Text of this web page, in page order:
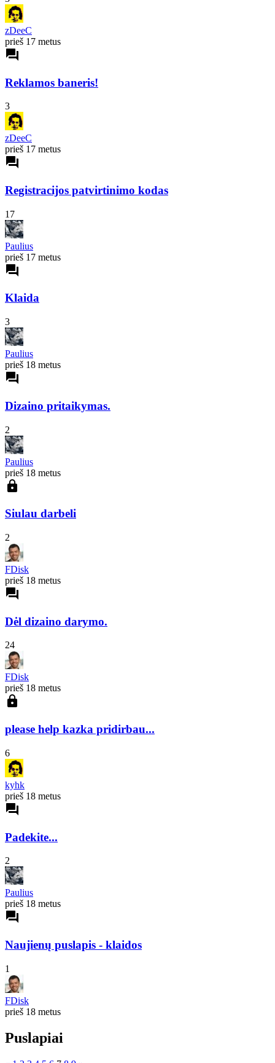
zDeeC
prieš 17 metus
forum
Reklamos baneris!
3
zDeeC
prieš 17 metus
forum
Registracijos patvirtinimo kodas
17
Paulius
prieš 17 metus
forum
Klaida
3
Paulius
prieš 18 metus
forum
Dizaino pritaikymas.
2
Paulius
prieš 18 metus
lock
Siulau darbeli
2
FDisk
prieš 18 metus
forum
Dėl dizaino darymo.
24
FDisk
prieš 18 metus
lock
please help kazka pridirbau...
6
kyhk
prieš 18 metus
forum
Padekite...
2
Paulius
prieš 18 metus
forum
Naujienų puslapis - klaidos
1
FDisk
prieš 18 metus
Puslapiai